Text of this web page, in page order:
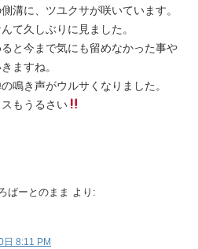
溝に、ツユクサが咲いています。
て久しぶりに見ました。
と今まで気にも留めなかった事や
ますね。
鳴き声がウルサくなりました。
もうるさい
ばーとのまま より:
8:11 PM